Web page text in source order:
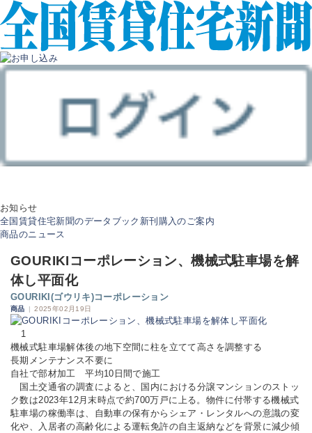
お知らせ
全国賃貸住宅新聞のデータブック新刊購入のご案内
商品のニュース
GOURIKIコーポレーション、機械式駐車場を解
体し平面化
GOURIKI(ゴウリキ)コーポレーション
商品 | 2025年02月19日
1
機械式駐車場解体後の地下空間に柱を立てて高さを調整する
長期メンテナンス不要に
自社で部材加工 平均10日間で施工
国土交通省の調査によると、国内における分譲マンションのストッ
ク数は2023年12月末時点で約700万戸に上る。物件に付帯する機械式
駐車場の稼働率は、自動車の保有からシェア・レンタルへの意識の変
化や、入居者の高齢化による運転免許の自主返納などを背景に減少傾